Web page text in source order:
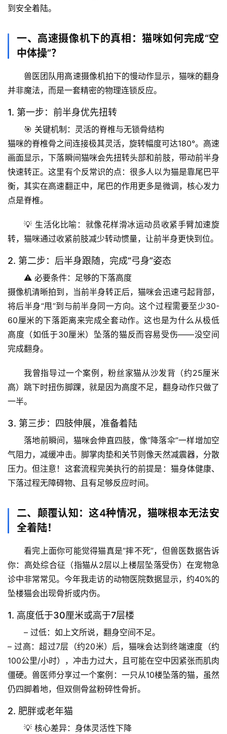
页
专
题
表
到 安全着陆。
一、高速摄像机下的真相：猫咪如何完成“空
中体操”？
兽医团队用高速摄像机拍下的慢动作显示，猫咪的翻身
并非魔法，而是一套精密的物理连锁反应。
1. 第一步：前半身优先扭转
🎯 关键机制：灵活的脊椎与无锁骨结构
猫咪的脊椎骨之间连接极其灵活，旋转幅度可达180°。高速
画面显示，下落瞬间猫咪会先扭转头部和前肢，带动前半身
快速转正。这里有个反常识的点：很多人以为猫是靠尾巴平
衡，其实在高速翻正中，尾巴的作用更多是微调，核心发力
点是脊椎。
💡 生活化比喻 ：就像花样滑冰运动员收紧手臂加速旋
转，猫咪通过收紧前肢减少转动惯量，让前半身更快到位。
2. 第二步：后半身跟随，完成“弓身”姿态
⚠️ 必要条件：足够的下落高度
摄像机清晰拍到，当前半身转正后，猫咪会迅速弓起背部，
将后半身“甩”到与前半身同一方向。这个过程需要至少30-
60厘米的下落距离来完成全套动作。这也是为什么从极低
高度（如低于30厘米）坠落的猫反而容易受伤——没空间
完成翻身。
我曾指导过一个案例，粉丝家猫从沙发背（约25厘米
高）跳下时扭伤脚踝，就是因为高度不足，翻身动作只做了
一半。
3. 第三步：四肢伸展，准备着陆
落地前瞬间，猫咪会伸直四肢，像“降落伞”一样增加空
气阻力，减缓冲击。脚掌肉垫和关节则像天然减震器，分散
压力。但注意！这套流程完美执行的前提是：猫身体健康、
下落过程无障碍物、且有足够反应时间。
二、颠覆认知：这4种情况，猫咪根本无法安
全着陆！
看完上面你可能觉得猫真是“摔不死”，但兽医数据告诉
你： 高处综合征 （指猫从2层以上楼层坠落受伤）在宠物急
诊中非常常见。今年我走访的动物医院数据显示，约40%的
坠楼猫会出现骨折或内伤。
1. 高度低于30厘米或高于7层楼
– 过低：如上文所说，翻身空间不足。
– 过高 ：超过7层（约20米）后，猫咪会达到终端速度 （约
100公里/小时），冲击力过大，且可能在空中因紧张而肌肉
僵硬。兽医师分享过一个案例：一只从10楼坠落的猫，虽然
仍四脚着地，但双侧骨盆粉碎性骨折。
2. 肥胖或老年猫
💡 核心差异：身体灵活性下降